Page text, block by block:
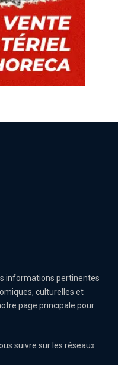
informations pertinentes
culturelles et
page principale pour
suivre sur les réseaux